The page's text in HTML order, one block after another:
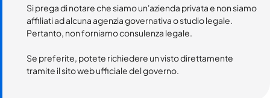
Si prega di notare che siamo un'azienda privata e non siamo
affiliati ad alcuna agenzia governativa o studio legale.
Pertanto, non forniamo consulenza legale.
Se preferite, potete richiedere un visto direttamente
tramite il sito web ufficiale del governo.